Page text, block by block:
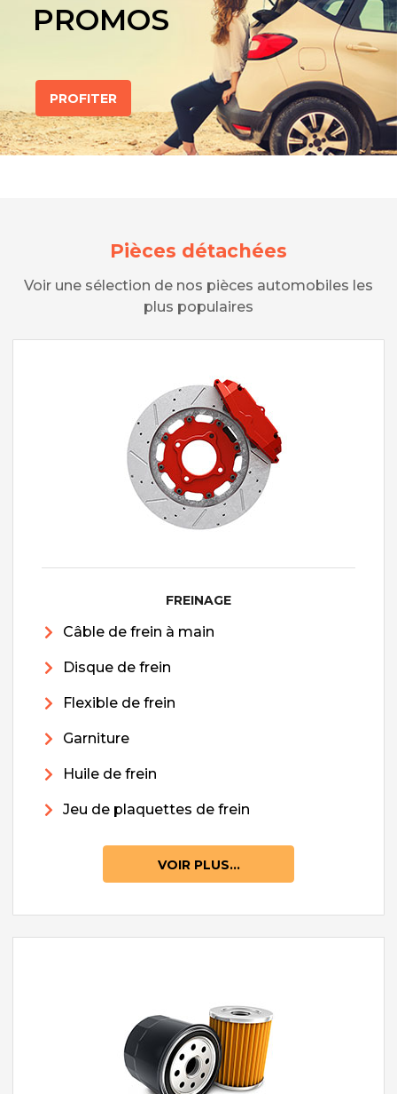
PROMOS
PROFITER
Pièces détachées
Voir une sélection de nos pièces automobiles les
plus populaires
FREINAGE
Câble de frein à main
Disque de frein
Flexible de frein
Garniture
Huile de frein
Jeu de plaquettes de frein
VOIR PLUS...